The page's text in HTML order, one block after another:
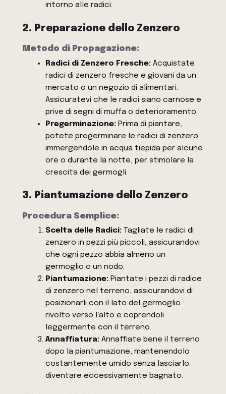
intorno alle radici.
2. Preparazione dello Zenzero
Metodo di Propagazione:
Radici di Zenzero Fresche:Acquistate
radici di zenzero fresche e giovani da un
mercato o un negozio di alimentari.
Assicuratevi che le radici siano carnose e
prive di segni di muffa o deterioramento.
Pregerminazione:Prima di piantare,
potete pregerminare le radici di zenzero
immergendole in acqua tiepida per alcune
ore o durante la notte, per stimolare la
crescita dei germogli.
3. Piantumazione dello Zenzero
Procedura Semplice:
Scelta delle Radici:Tagliate le radici di
zenzero in pezzi più piccoli, assicurandovi
che ogni pezzo abbia almeno un
germoglio o un nodo.
Piantumazione:Piantate i pezzi di radice
di zenzero nel terreno, assicurandovi di
posizionarli con il lato del germoglio
rivolto verso l’alto e coprendoli
leggermente con il terreno.
Annaffiatura:Annaffiate bene il terreno
dopo la piantumazione, mantenendolo
costantemente umido senza lasciarlo
diventare eccessivamente bagnato.